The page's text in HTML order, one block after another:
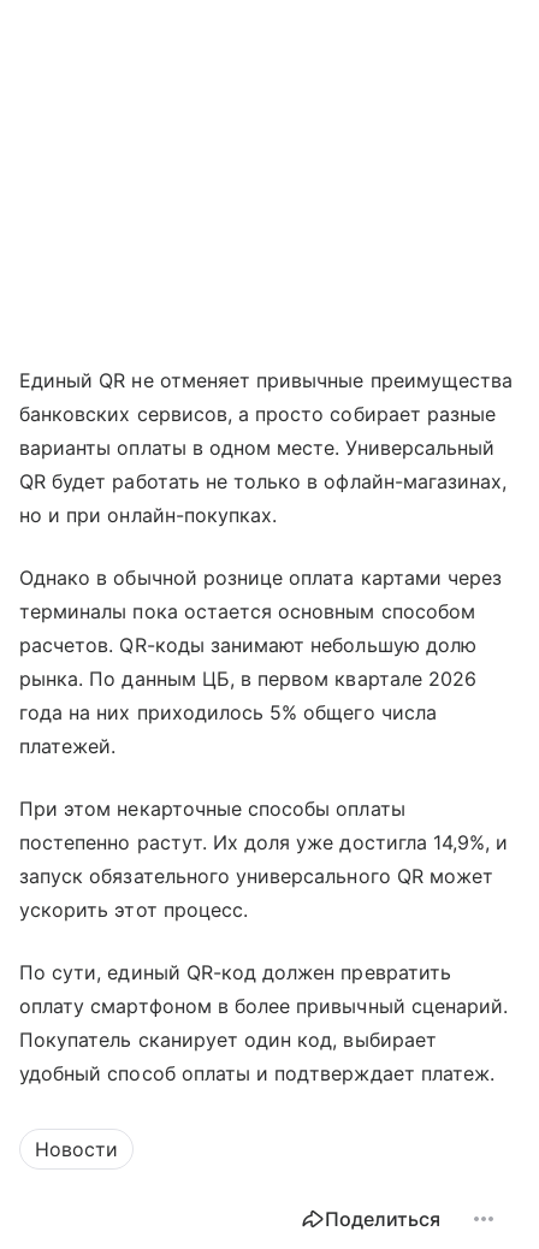
Единый QR не отменяет привычные преимущества
банковских сервисов, а просто собирает разные
варианты оплаты в одном месте. Универсальный
QR будет работать не только в офлайн-магазинах,
но и при онлайн-покупках.
Однако в обычной рознице оплата картами через
терминалы пока остается основным способом
расчетов. QR-коды занимают небольшую долю
рынка. По данным ЦБ, в первом квартале 2026
года на них приходилось 5% общего числа
платежей.
При этом некарточные способы оплаты
постепенно растут. Их доля уже достигла 14,9%, и
запуск обязательного универсального QR может
ускорить этот процесс.
По сути, единый QR-код должен превратить
оплату смартфоном в более привычный сценарий.
Покупатель сканирует один код, выбирает
удобный способ оплаты и подтверждает платеж.
Новости
Поделиться